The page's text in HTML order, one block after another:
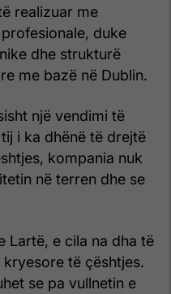
realizuar me
duke
dhe strukturë
me bazë në Dublin.
një vendimi të
i ka dhënë të drejtë
kompania nuk
në terren dhe se
Lartë, e cila na dha të
të çështjes.
se pa vullnetin e